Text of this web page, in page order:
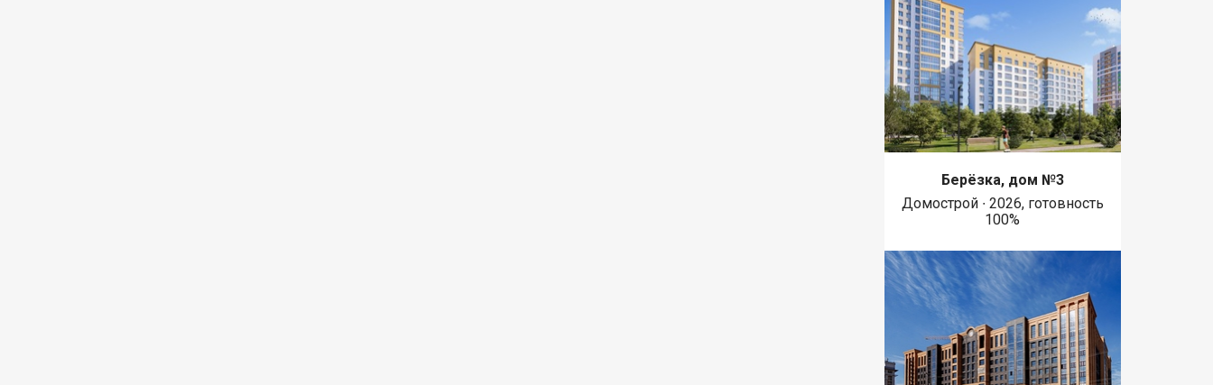
Берёзка, дом №3
Домострой ∙ 2026, готовность
100%